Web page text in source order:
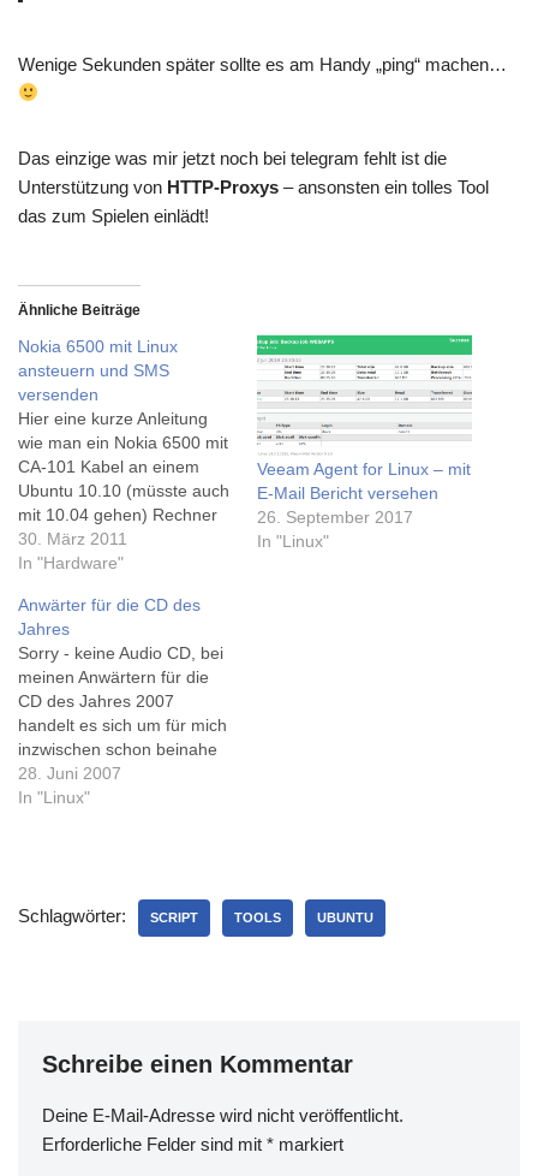
Wenige Sekunden später sollte es am Handy „ping“ machen…
Das einzige was mir jetzt noch bei telegram fehlt ist die
Unterstützung von HTTP-Proxys – ansonsten ein tolles Tool
das zum Spielen einlädt!
Ähnliche Beiträge
Nokia 6500 mit Linux
ansteuern und SMS
versenden
Hier eine kurze Anleitung
wie man ein Nokia 6500 mit
CA-101 Kabel an einem
Ubuntu 10.10 (müsste auch
mit 10.04 gehen) Rechner
anschließt um darüber SMS
zu schicken (brauche ich für
mit gnokii das Ganze zu
realisieren ist leider
gescheitert, dafür klappt es
mit gammu wunderbar!apt-
get install
gammuInstalliert…
30. März 2011
In "Hardware"
Veeam Agent for Linux – mit
E-Mail Bericht versehen
26. September 2017
In "Linux"
Anwärter für die CD des
Jahres
Sorry - keine Audio CD, bei
meinen Anwärtern für die
CD des Jahres 2007
handelt es sich um für mich
inzwischen schon beinahe
Lebenswichtige Utility CD's
aus dem Linux umfeld.Die
welche Boot-Variation man
sich zerschossen hat, das
28. Juni 2007
In "Linux"
Schlagwörter: SCRIPT TOOLS UBUNTU
Schreibe einen Kommentar
Deine E-Mail-Adresse wird nicht veröffentlicht.
Erforderliche Felder sind mit * markiert